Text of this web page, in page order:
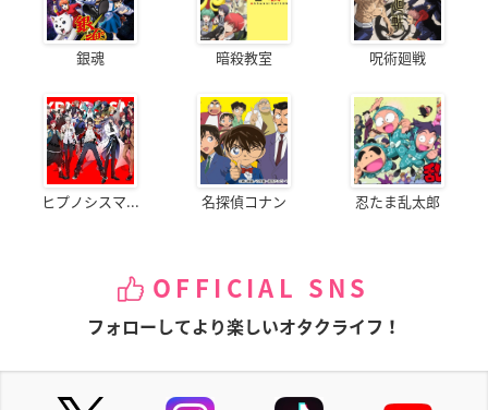
銀魂 暗殺教室 呪術廻戦
ヒプノシスマ... 名探偵コナン 忍たま乱太郎
OFFICIAL SNS
フォローしてより楽しいオタクライフ！